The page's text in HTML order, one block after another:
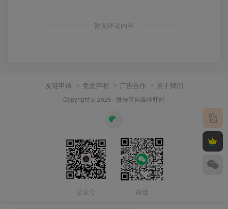
暂无评论内容
友链申请 免责声明 广告合作 关于我们
Copyright © 2025 · 微分享自媒体驿站
公众号 微信